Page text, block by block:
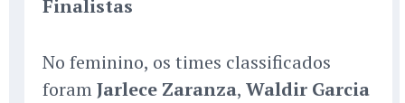
Finalistas
No feminino, os times classificados
foramJarlece Zaranza, Waldir Garcia